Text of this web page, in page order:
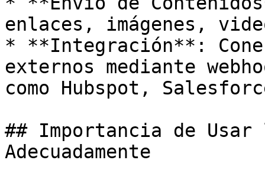
enlaces, imágenes,
* **Integración**:
externos mediante
como Hubspot,
## Importancia de Usar
Adecuadamente